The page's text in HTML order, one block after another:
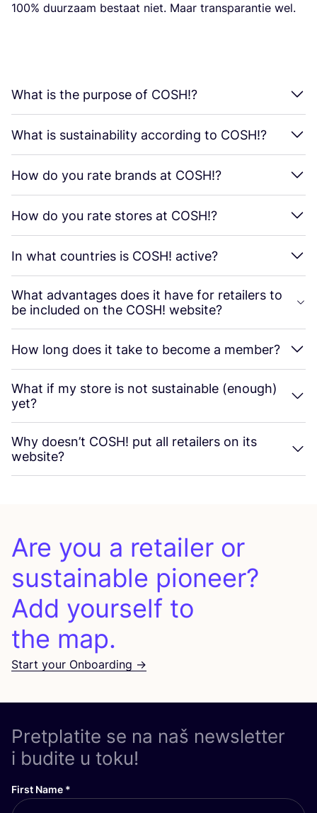
100% duur­za­am bes­ta­at niet. Maar tran­s­pa­ran­tie wel.
What is the purpose of COSH!?
What is sustainability according to COSH!?
How do you rate brands at COSH!?
How do you rate stores at COSH!?
In what countries is COSH! active?
What advantages does it have for retailers to
be included on the COSH! website?
How long does it take to become a member?
What if my store is not sustainable (enough)
yet?
Why doesn’t COSH! put all retailers on its
website?
Are you a retailer or
sustainable pioneer?
Add yourself to
the map.
Start your Onboarding →
Pretplatite se na naš newsletter
i budite u toku!
First Name *